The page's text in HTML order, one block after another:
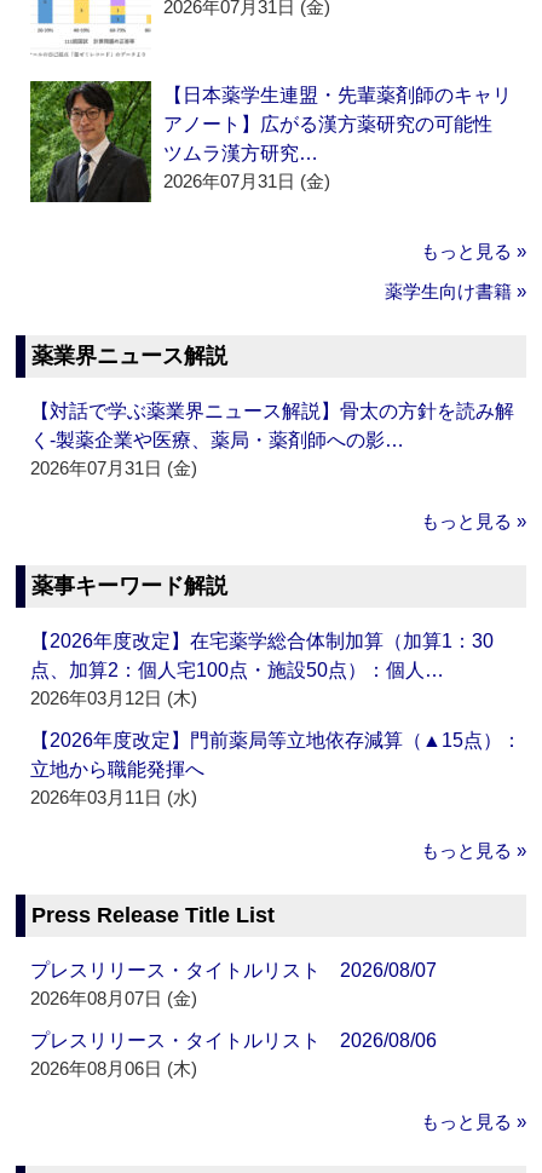
2026年07月31日 (金)
【日本薬学生連盟・先輩薬剤師のキャリ
アノート】広がる漢方薬研究の可能性
ツムラ漢方研究…
2026年07月31日 (金)
もっと見る »
薬学生向け書籍 »
薬業界ニュース解説
【対話で学ぶ薬業界ニュース解説】骨太の方針を読み解
く‐製薬企業や医療、薬局・薬剤師への影…
2026年07月31日 (金)
もっと見る »
薬事キーワード解説
【2026年度改定】在宅薬学総合体制加算（加算1：30
点、加算2：個人宅100点・施設50点）：個人…
2026年03月12日 (木)
【2026年度改定】門前薬局等立地依存減算（▲15点）：
立地から職能発揮へ
2026年03月11日 (水)
もっと見る »
Press Release Title List
プレスリリース・タイトルリスト 2026/08/07
2026年08月07日 (金)
プレスリリース・タイトルリスト 2026/08/06
2026年08月06日 (木)
もっと見る »